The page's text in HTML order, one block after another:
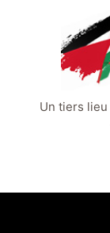
Un tiers